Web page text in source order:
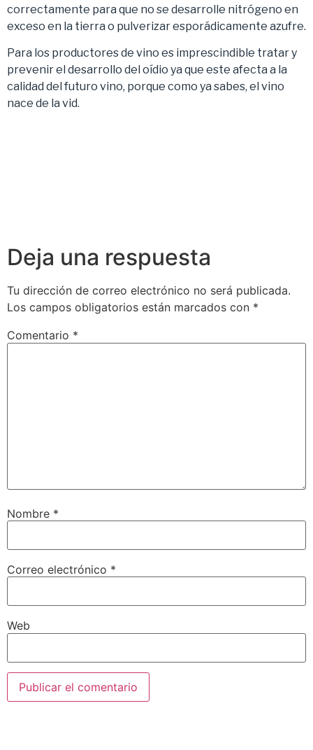
correctamente para que no se desarrolle nitrógeno en
exceso en la tierra o pulverizar esporádicamente azufre.
Para los productores de vino es imprescindible tratar y
prevenir el desarrollo del oídio ya que este afecta a la
calidad del futuro vino, porque como ya sabes, el vino
nace de la vid.
Deja una respuesta
Tu dirección de correo electrónico no será publicada.
Los campos obligatorios están marcados con *
Comentario *
Nombre *
Correo electrónico *
Web